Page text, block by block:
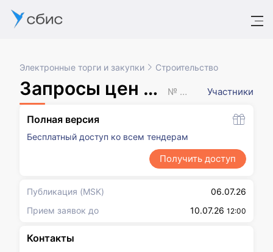
Электронные торги и закупки Строительство
Запросы цен товаров, работ, услуг № XXXXXXX Участники
Полная версия
Бесплатный доступ ко всем тендерам
Получить доступ
Публикация (MSK)
06.07.26
Прием заявок до
10.07.26 12:00
Контакты